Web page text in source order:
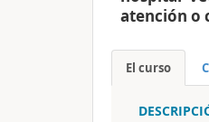
atención o
El curso